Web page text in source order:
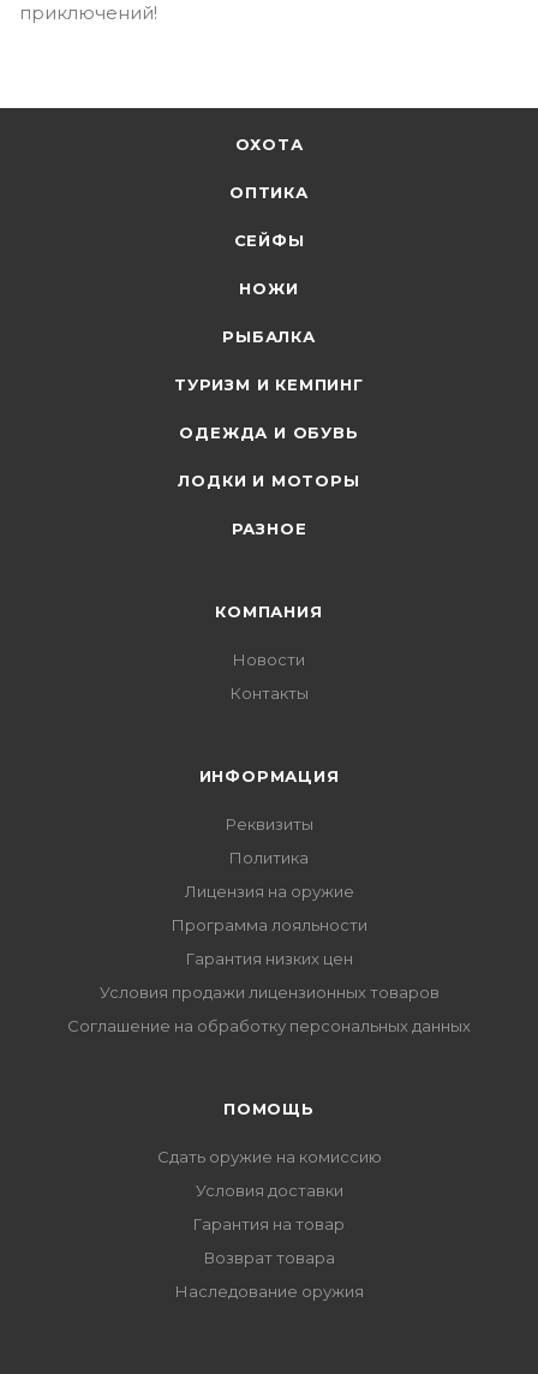
приключений!
ОХОТА
ОПТИКА
СЕЙФЫ
НОЖИ
РЫБАЛКА
ТУРИЗМ И КЕМПИНГ
ОДЕЖДА И ОБУВЬ
ЛОДКИ И МОТОРЫ
РАЗНОЕ
КОМПАНИЯ
Новости
Контакты
ИНФОРМАЦИЯ
Реквизиты
Политика
Лицензия на оружие
Программа лояльности
Гарантия низких цен
Условия продажи лицензионных товаров
Соглашение на обработку персональных данных
ПОМОЩЬ
Сдать оружие на комиссию
Условия доставки
Гарантия на товар
Возврат товара
Наследование оружия